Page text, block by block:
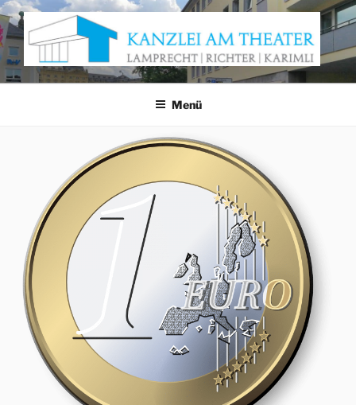
Zum
Inhalt
springen
KANZLEI AM THEATER
Anwaltskanzlei Würzburg
Menü